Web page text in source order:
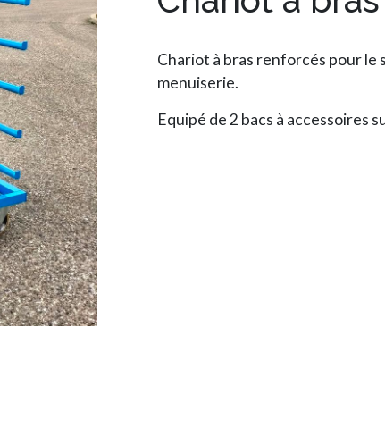
Chariot à bras renforcés pour le
menuiserie.
Equipé de 2 bacs à accessoires